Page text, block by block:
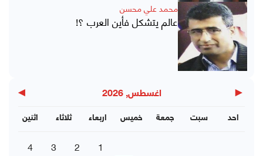
محمد علي محسن
عالم يتشكل فأين العرب ؟!
◀ اغسطس, 2026 ▶
اثنين ثلاثاء اربعاء خميس جمعة سبت احد
1
2
3
4